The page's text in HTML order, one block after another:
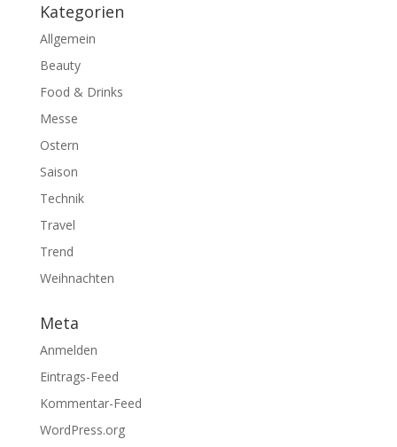
Kategorien
Allgemein
Beauty
Food & Drinks
Messe
Ostern
Saison
Technik
Travel
Trend
Weihnachten
Meta
Anmelden
Eintrags-Feed
Kommentar-Feed
WordPress.org